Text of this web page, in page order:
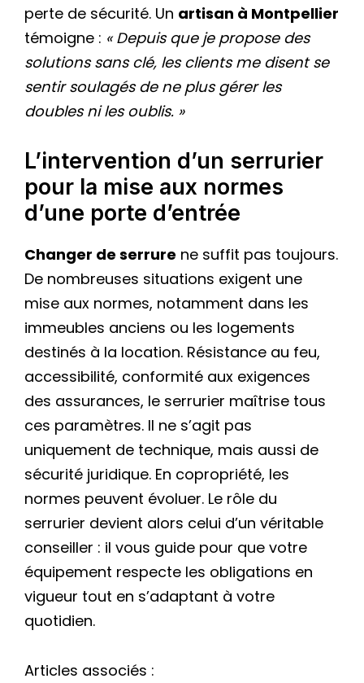
perte de sécurité. Un artisan à Montpellier
témoigne : « Depuis que je propose des
solutions sans clé, les clients me disent se
sentir soulagés de ne plus gérer les
doubles ni les oublis. »
L’intervention d’un serrurier
pour la mise aux normes
d’une porte d’entrée
Changer de serrure ne suffit pas toujours.
De nombreuses situations exigent une
mise aux normes, notamment dans les
immeubles anciens ou les logements
destinés à la location. Résistance au feu,
accessibilité, conformité aux exigences
des assurances, le serrurier maîtrise tous
ces paramètres. Il ne s’agit pas
uniquement de technique, mais aussi de
sécurité juridique. En copropriété, les
normes peuvent évoluer. Le rôle du
serrurier devient alors celui d’un véritable
conseiller : il vous guide pour que votre
équipement respecte les obligations en
vigueur tout en s’adaptant à votre
quotidien.
Articles associés :